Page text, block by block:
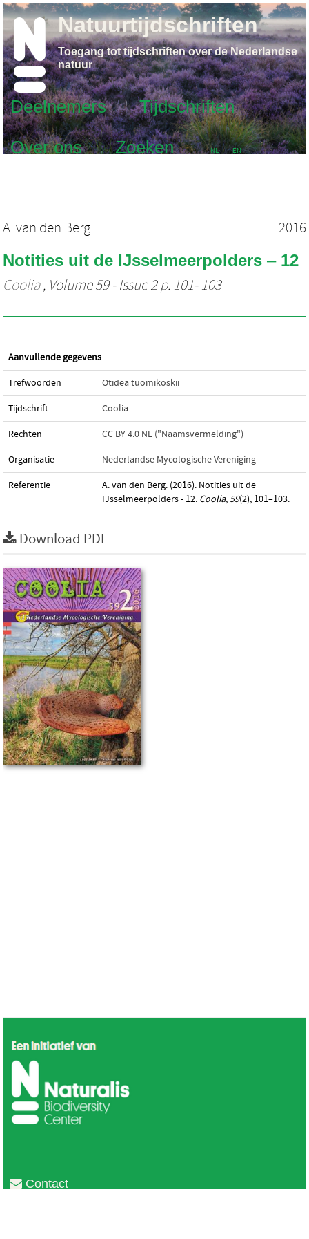
Deelnemers
Tijdschriften
Over ons
Zoeken NL EN
Natuurtijdschriften
Toegang tot tijdschriften over de Nederlandse
natuur
A. van den Berg 2016
Notities uit de IJsselmeerpolders ‒ 12
Coolia, Volume 59 - Issue 2 p. 101- 103
Aanvullende gegevens
Trefwoorden Otidea tuomikoskii
Tijdschrift Coolia
Rechten CC BY 4.0 NL ("Naamsvermelding")
Organisatie Nederlandse Mycologische Vereniging
Referentie
A. van den Berg. (2016). Notities uit de
IJsselmeerpolders ‒ 12. Coolia,59(2), 101–103.
Download PDF
Contact